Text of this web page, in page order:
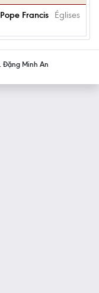
Francis
Églises
Đặng Minh An